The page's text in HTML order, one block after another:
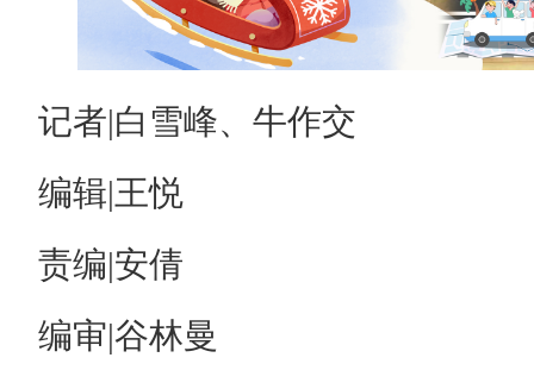
记者|白雪峰、牛作交
编辑|王悦
责编|安倩
编审|谷林曼